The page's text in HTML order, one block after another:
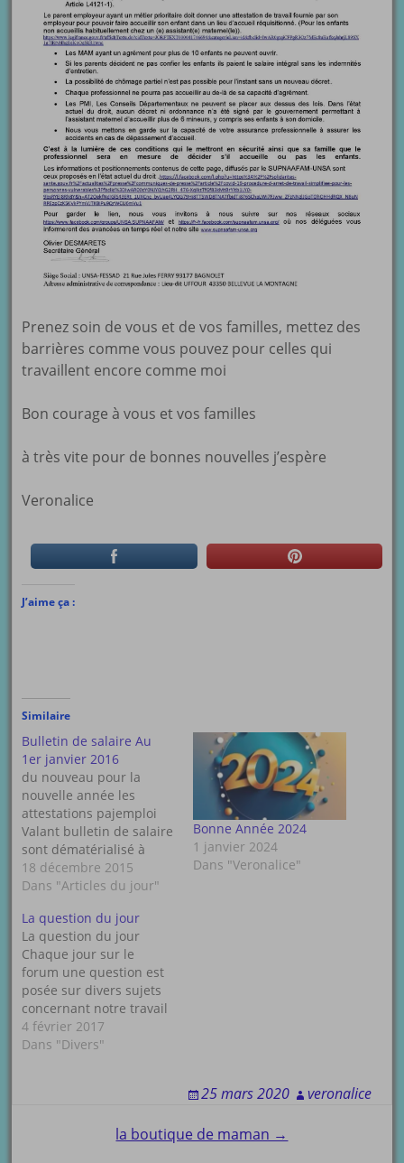
Prenez soin de vous et de vos familles, mettez des
barrières comme vous pouvez pour celles qui
travaillent encore comme moi
Bon courage à vous et vos familles
à très vite pour de bonnes nouvelles j’espère
Veronalice
J’aime ça :
Similaire
Bulletin de salaire Au
1er janvier 2016
du nouveau pour la
nouvelle année les
attestations pajemploi
Valant bulletin de salaire
sont dématérialisé à
partir du 1er janvier
pajemploi n’enverra plus
version papier cette
dématérialisation est la
conséquence de
l’ordonnance du 18 juin
2015 2 nouveaux articles
du code de la sécurité
sociale L’article…
18 décembre 2015
Dans "Articles du jour"
Bonne Année 2024
1 janvier 2024
Dans "Veronalice"
La question du jour
La question du jour
Chaque jour sur le
forum une question est
posée sur divers sujets
concernant notre travail
ou autres vous pouvez
bien entendu y
fait. Le lien voici le lien
4 février 2017
Dans "Divers"
25 mars 2020 veronalice
la boutique de maman →